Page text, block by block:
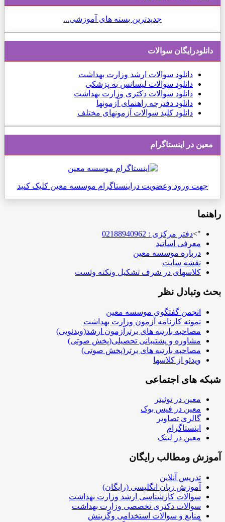
جدیدترین بسته های آموزشی...
دانلودرایگان سوالات
دانلودسوالات ارشد وزارت بهداشت
دانلود سوالات لیسانس به پزشکی
دانلود سوالات دکتری وزارت بهداشت
دانلود دفترچه راهنمای آزمونها
دانلود کلید سوالات آزمونهای مختلف
معین در اینستاگرام
جهت ورود وعضویت دراینستاگرام موسسه معین کلیک کنید
راهنما
">دفتر مرکزی : 02188940962
معرفی اساتید
درباره موسسه معین
نقشه سایت
کلاسهای در شرف تشکیل ونکته وتست
بحث وتبادل نظر
انجمن گفتگوی موسسه معین
نمونه کارنامه آزمون وزارت بهداشت
مصاحبه بارتبه های برترآزمون ارشد(ویدئویی)
مشاوره و پشتیبانی تحصیلی(پخش صوتی)
مصاحبه بارتبه های برتر(پخش صوتی)
ویدئو از کلاسها
شبکه های اجتماعی
معین در توئیتر
معین در فیس بوک
گالری تصاویر
اینستاگرام
معین در لینک
آموزش ومطالب رایگان
تدریس آنلاین
آموزش زبان انگلیسی (رایگان)
سوالات کارشناسی ارشد وزارت بهداشت
سوالات دکتری تخصصی وزارت بهداشت
منابع و سوالات استخدامی وگزینش